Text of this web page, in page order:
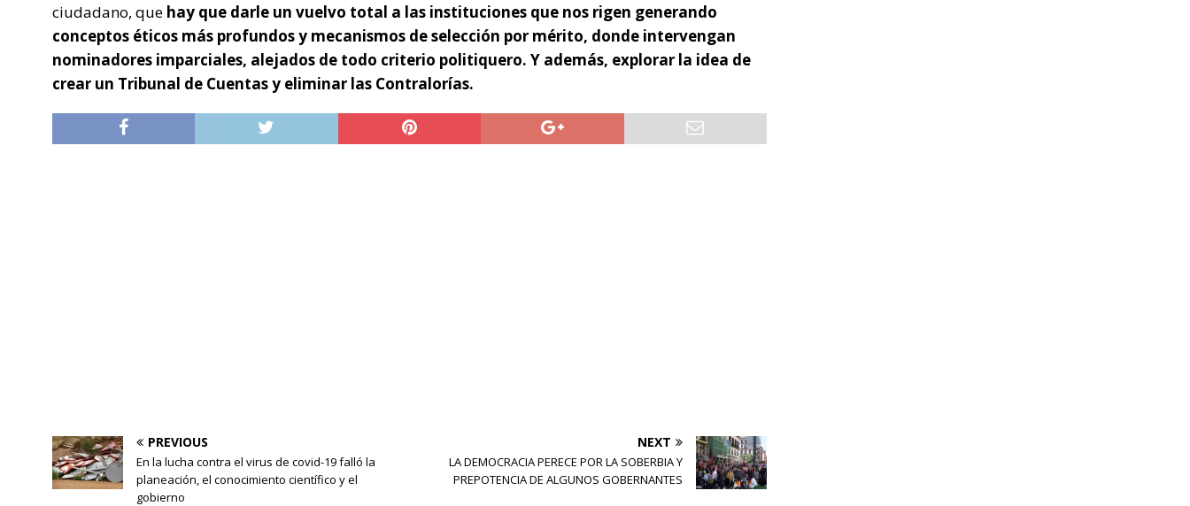
ciudadano, que hay que darle un vuelvo total a las instituciones que nos rigen generando
conceptos éticos más profundos y mecanismos de selección por mérito, donde intervengan
nominadores imparciales, alejados de todo criterio politiquero. Y además, explorar la idea de
crear un Tribunal de Cuentas y eliminar las Contralorías.
PREVIOUS
En la lucha contra el virus de covid-19 falló la
planeación, el conocimiento científico y el
gobierno
NEXT
LA DEMOCRACIA PERECE POR LA SOBERBIA Y
PREPOTENCIA DE ALGUNOS GOBERNANTES